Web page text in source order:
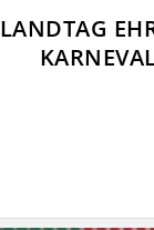
LANDTAG